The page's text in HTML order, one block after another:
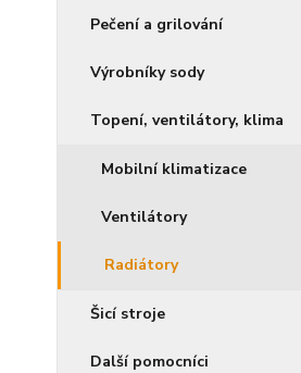
Pečení a grilování
Výrobníky sody
Topení, ventilátory, klima
Mobilní klimatizace
Ventilátory
Radiátory
Šicí stroje
Další pomocníci